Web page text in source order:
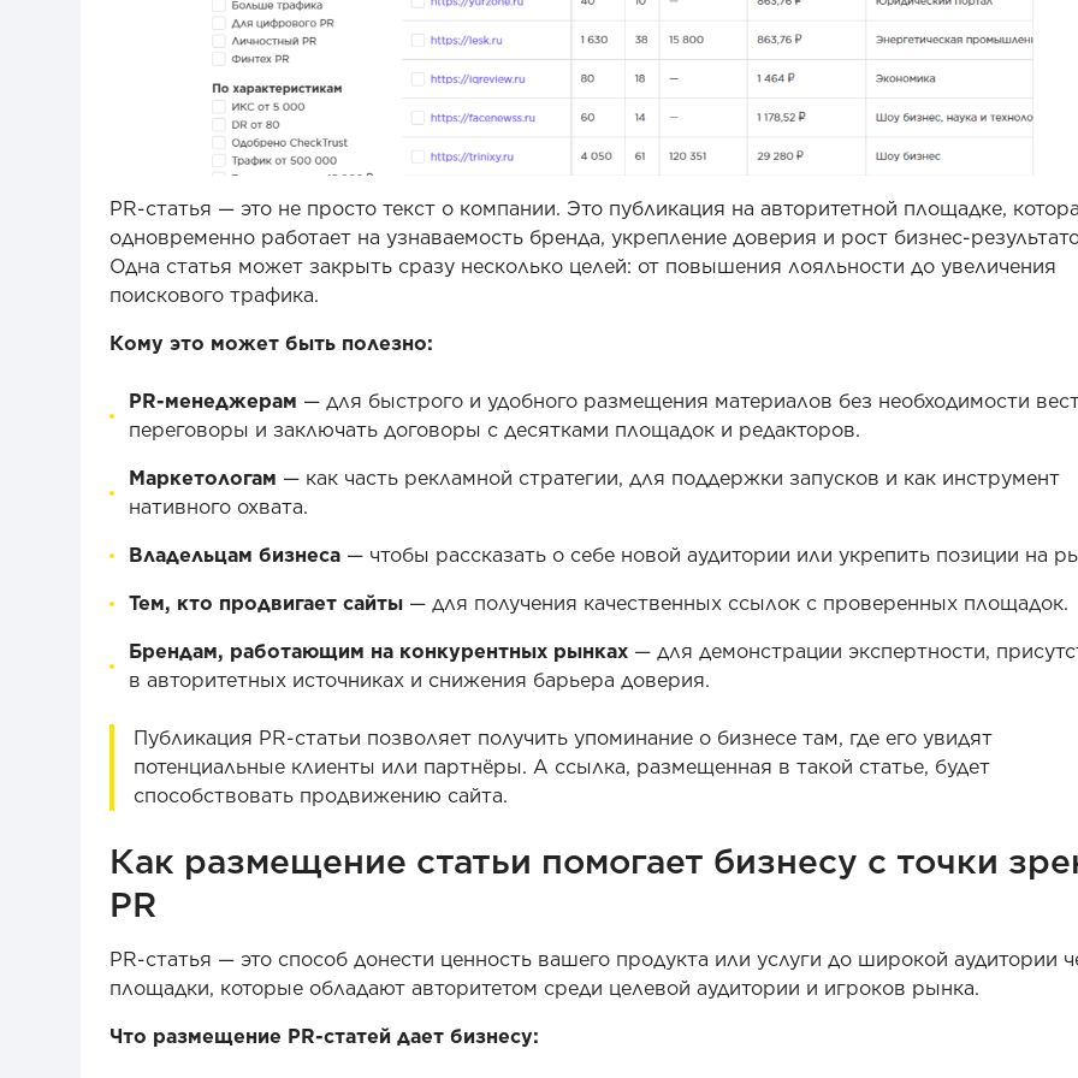
PR-статья — это не просто текст о компании. Это публикация на авторитетной площадке,
одновременно работает на узнаваемость бренда, укрепление доверия и рост бизнес-
Одна статья может закрыть сразу несколько целей: от повышения лояльности до увеличения
поискового трафика.
Кому это может быть полезно:
PR-менеджерам — для быстрого и удобного размещения материалов без необходимости
переговоры и заключать договоры с десятками площадок и редакторов.
Маркетологам — как часть рекламной стратегии, для поддержки запусков и как инструмент
нативного охвата.
Владельцам бизнеса — чтобы рассказать о себе новой аудитории или укрепить позиции на
Тем, кто продвигает сайты — для получения качественных ссылок с проверенных площадок.
Брендам, работающим на конкурентных рынках — для демонстрации экспертности,
в авторитетных источниках и снижения барьера доверия.
Публикация PR-статьи позволяет получить упоминание о бизнесе там, где его увидят
потенциальные клиенты или партнёры. А ссылка, размещенная в такой статье, будет
способствовать продвижению сайта.
Как размещение статьи помогает бизнесу с точки
PR
PR-статья — это способ донести ценность вашего продукта или услуги до широкой аудитории
площадки, которые обладают авторитетом среди целевой аудитории и игроков рынка.
Что размещение PR-статей дает бизнесу: